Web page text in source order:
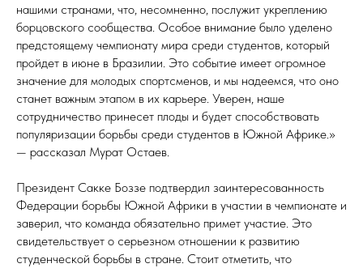
нашими странами, что, несомненно, послужит укреплению
борцовского сообщества. Особое внимание было уделено
предстоящему чемпионату мира среди студентов, который
пройдет в июне в Бразилии. Это событие имеет огромное
значение для молодых спортсменов, и мы надеемся, что оно
станет важным этапом в их карьере. Уверен, наше
сотрудничество принесет плоды и будет способствовать
популяризации борьбы среди студентов в Южной Африке.»
— рассказал Мурат Остаев.
Президент Сакке Боззе подтвердил заинтересованность
Федерации борьбы Южной Африки в участии в чемпионате и
заверил, что команда обязательно примет участие. Это
свидетельствует о серьезном отношении к развитию
студенческой борьбы в стране. Стоит отметить, что